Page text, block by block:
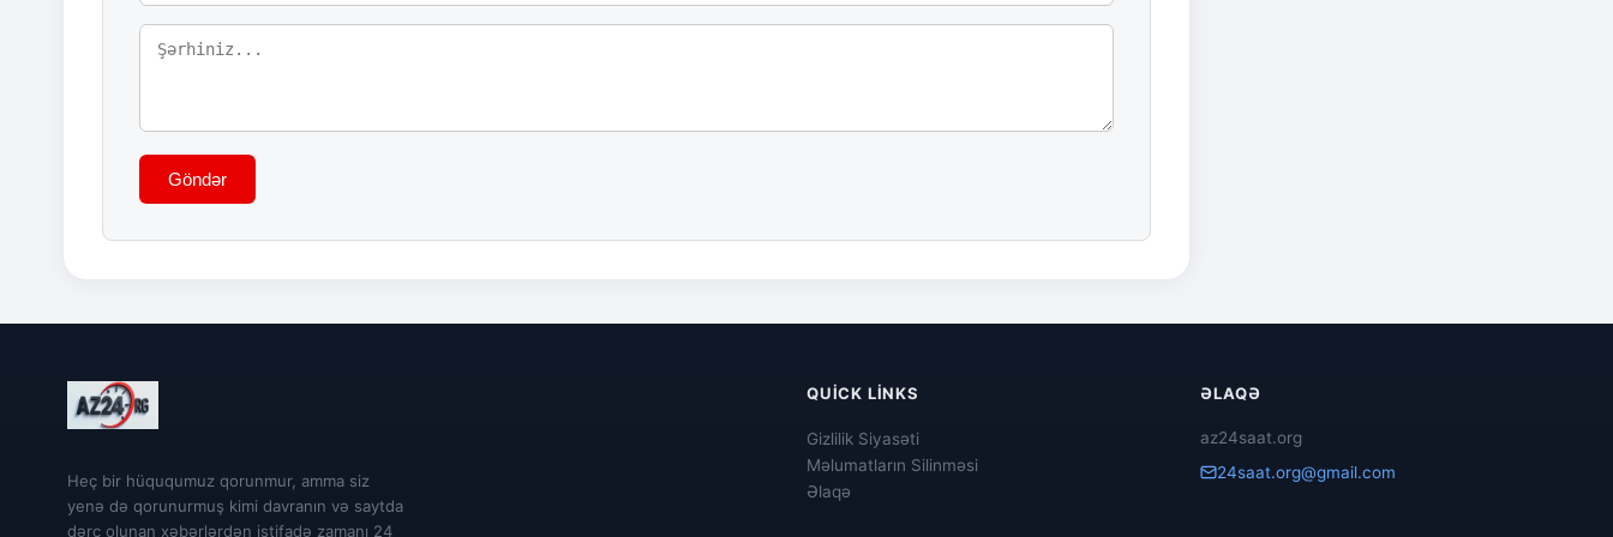
Göndər
Heç bir hüququmuz qorunmur, amma siz
yenə də qorunurmuş kimi davranın və saytda
dərc olunan xəbərlərdən istifadə zamanı 24
QUICK LINKS
Gizlilik Siyasəti
Məlumatların Silinməsi
Əlaqə
ƏLAQƏ
az24saat.org
24saat.org@gmail.com